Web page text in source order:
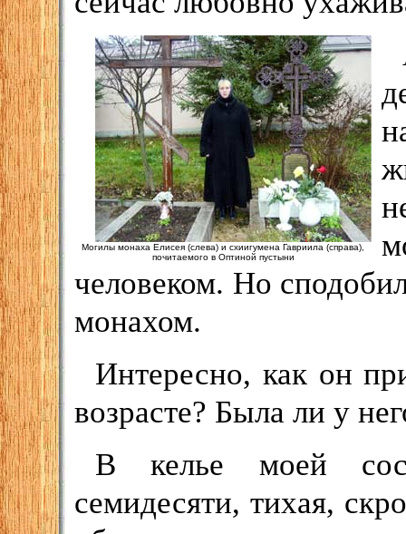
Могилы монаха Елисея (слева) и схиигумена Гавриила (справа),
почитаемого в Оптиной пустыни
человеком. Но
монахом.
Интересно, как он
возрасте? Была ли у
В келье моей
семидесяти, тихая,